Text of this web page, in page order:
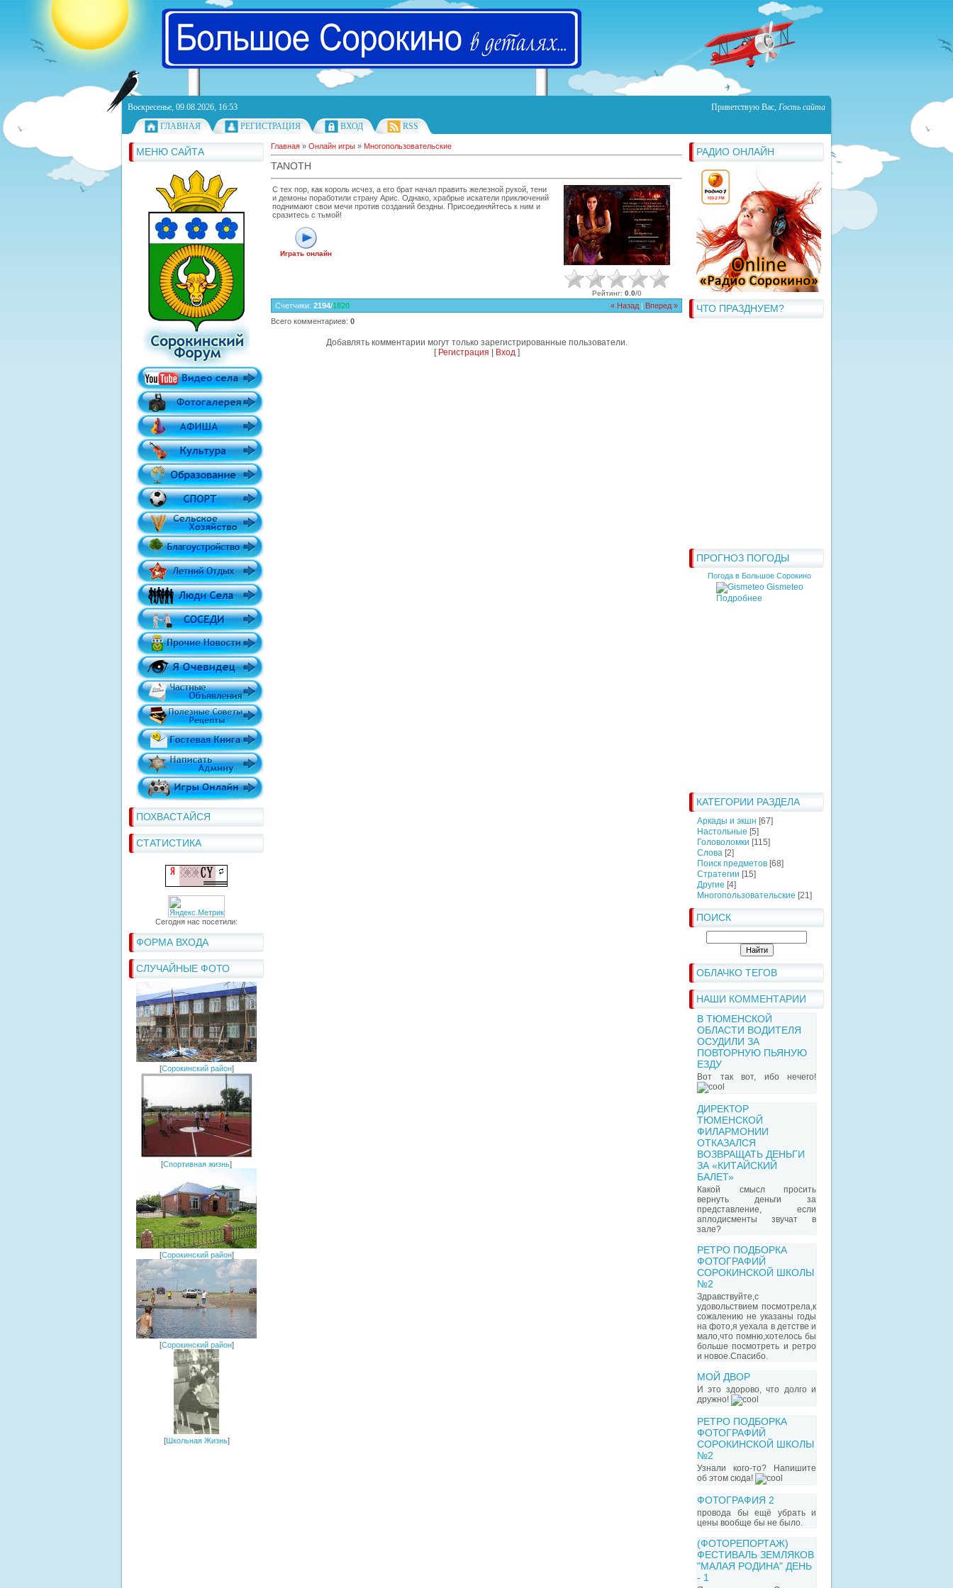
Воскресенье, 09.08.2026, 16:53 Приветствую Вас, Гость сайта
ГЛАВНАЯ
РЕГИСТРАЦИЯ ВХОД RSS
МЕНЮ САЙТА
ПОХВАСТАЙСЯ
СТАТИСТИКА
Сегодня нас посетили:
ФОРМА ВХОДА
СЛУЧАЙНЫЕ ФОТО
[Сорокинский район]
[Спортивная жизнь]
[Сорокинский район]
[Сорокинский район]
[Школьная Жизнь]
РАДИО ОНЛАЙН
ЧТО ПРАЗДНУЕМ?
ПРОГНОЗ ПОГОДЫ
Погода в Большое Сорокино
Gismeteo
Подробнее
КАТЕГОРИИ РАЗДЕЛА
Аркады и экшн [67]
Настольные [5]
Головоломки [115]
Слова [2]
Поиск предметов [68]
Стратегии [15]
Другие [4]
Многопользовательские [21]
ПОИСК
ОБЛАЧКО ТЕГОВ
НАШИ КОММЕНТАРИИ
В ТЮМЕНСКОЙ
ОБЛАСТИ ВОДИТЕЛЯ
ОСУДИЛИ ЗА
ПОВТОРНУЮ ПЬЯНУЮ
ЕЗДУ
Вот так вот, ибо нечего!
ДИРЕКТОР
ТЮМЕНСКОЙ
ФИЛАРМОНИИ
ОТКАЗАЛСЯ
ВОЗВРАЩАТЬ ДЕНЬГИ
ЗА «КИТАЙСКИЙ
БАЛЕТ»
Какой смысл просить
вернуть деньги за
представление, если
аплодисменты звучат в
зале?
РЕТРО ПОДБОРКА
ФОТОГРАФИЙ
СОРОКИНСКОЙ ШКОЛЫ
№2
Здравствуйте,с
удовольствием посмотрела,к
сожалению не указаны годы
на фото,я уехала в детстве и
мало,что помню,хотелось бы
больше посмотреть и ретро
и новое.Спасибо.
МОЙ ДВОР
И это здорово, что долго и
дружно!
РЕТРО ПОДБОРКА
ФОТОГРАФИЙ
СОРОКИНСКОЙ ШКОЛЫ
№2
Узнали кого-то? Напишите
об этом сюда!
ФОТОГРАФИЯ 2
провода бы ещё убрать и
цены вообще бы не было.
(ФОТОРЕПОРТАЖ)
ФЕСТИВАЛЬ ЗЕМЛЯКОВ
"МАЛАЯ РОДИНА" ДЕНЬ
- 1
Главная » Онлайн игры » Многопользовательские
TANOTH
С тех пор, как король исчез, а его брат начал править железной рукой, тени
и демоны поработили страну Арис. Однако, храбрые искатели приключений
поднимают свои мечи против созданий бездны. Присоединяйтесь к ним и
сразитесь с тьмой!
Играть онлайн
Рейтинг: 0.0/0
« Назад | Вперед »
Счетчики: 2194/1820
Всего комментариев: 0
Добавлять комментарии могут только зарегистрированные пользователи.
[ Регистрация Вход]